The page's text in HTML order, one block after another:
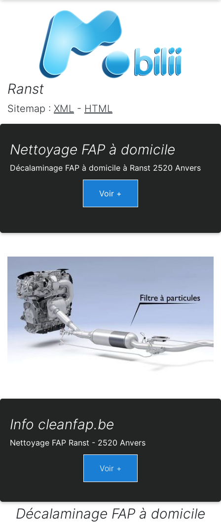
Ranst
Sitemap : XML - HTML
Nettoyage FAP à domicile
Décalaminage FAP à domicile à Ranst 2520 Anvers
Voir +
Info cleanfap.be
Nettoyage FAP Ranst - 2520 Anvers
Décalaminage FAP à domicile